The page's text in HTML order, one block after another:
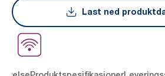
Last ned